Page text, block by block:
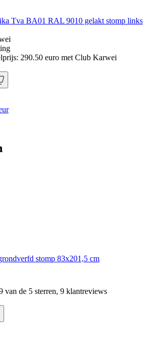
Tva BA01 RAL 9010 gelakt stomp links
290.50 euro met Club Karwei
stomp 83x201,5 cm
van de 5 sterren, 9 klantreviews